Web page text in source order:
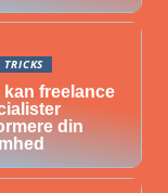
TRICKS
kan freelance
din